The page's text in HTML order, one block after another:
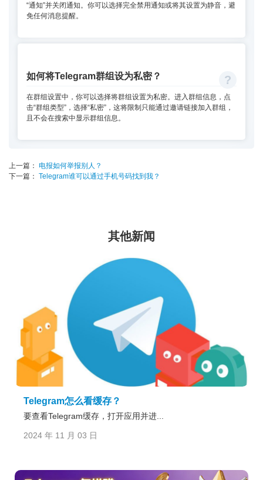
“通知”并关闭通知。你可以选择完全禁用通知或将其设置为静音，避
免任何消息提醒。
如何将Telegram群组设为私密？
在群组设置中，你可以选择将群组设置为私密。进入群组信息，点
击“群组类型”，选择“私密”，这将限制只能通过邀请链接加入群组，
且不会在搜索中显示群组信息。
上一篇： 电报如何举报别人？
下一篇： Telegram谁可以通过手机号码找到我？
其他新闻
Telegram怎么看缓存？
要查看Telegram缓存，打开应用并进...
2024 年 11 月 03 日